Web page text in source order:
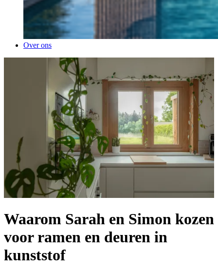
Over ons
Waarom Sarah en Simon kozen
voor ramen en deuren in
kunststof